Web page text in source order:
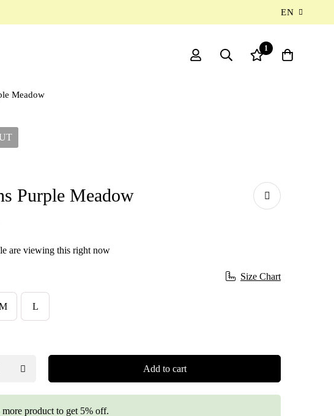
EN
1
Meadow
Purple Meadow
Size Chart
are viewing this right now
L
Add to cart
product to get 5% off.